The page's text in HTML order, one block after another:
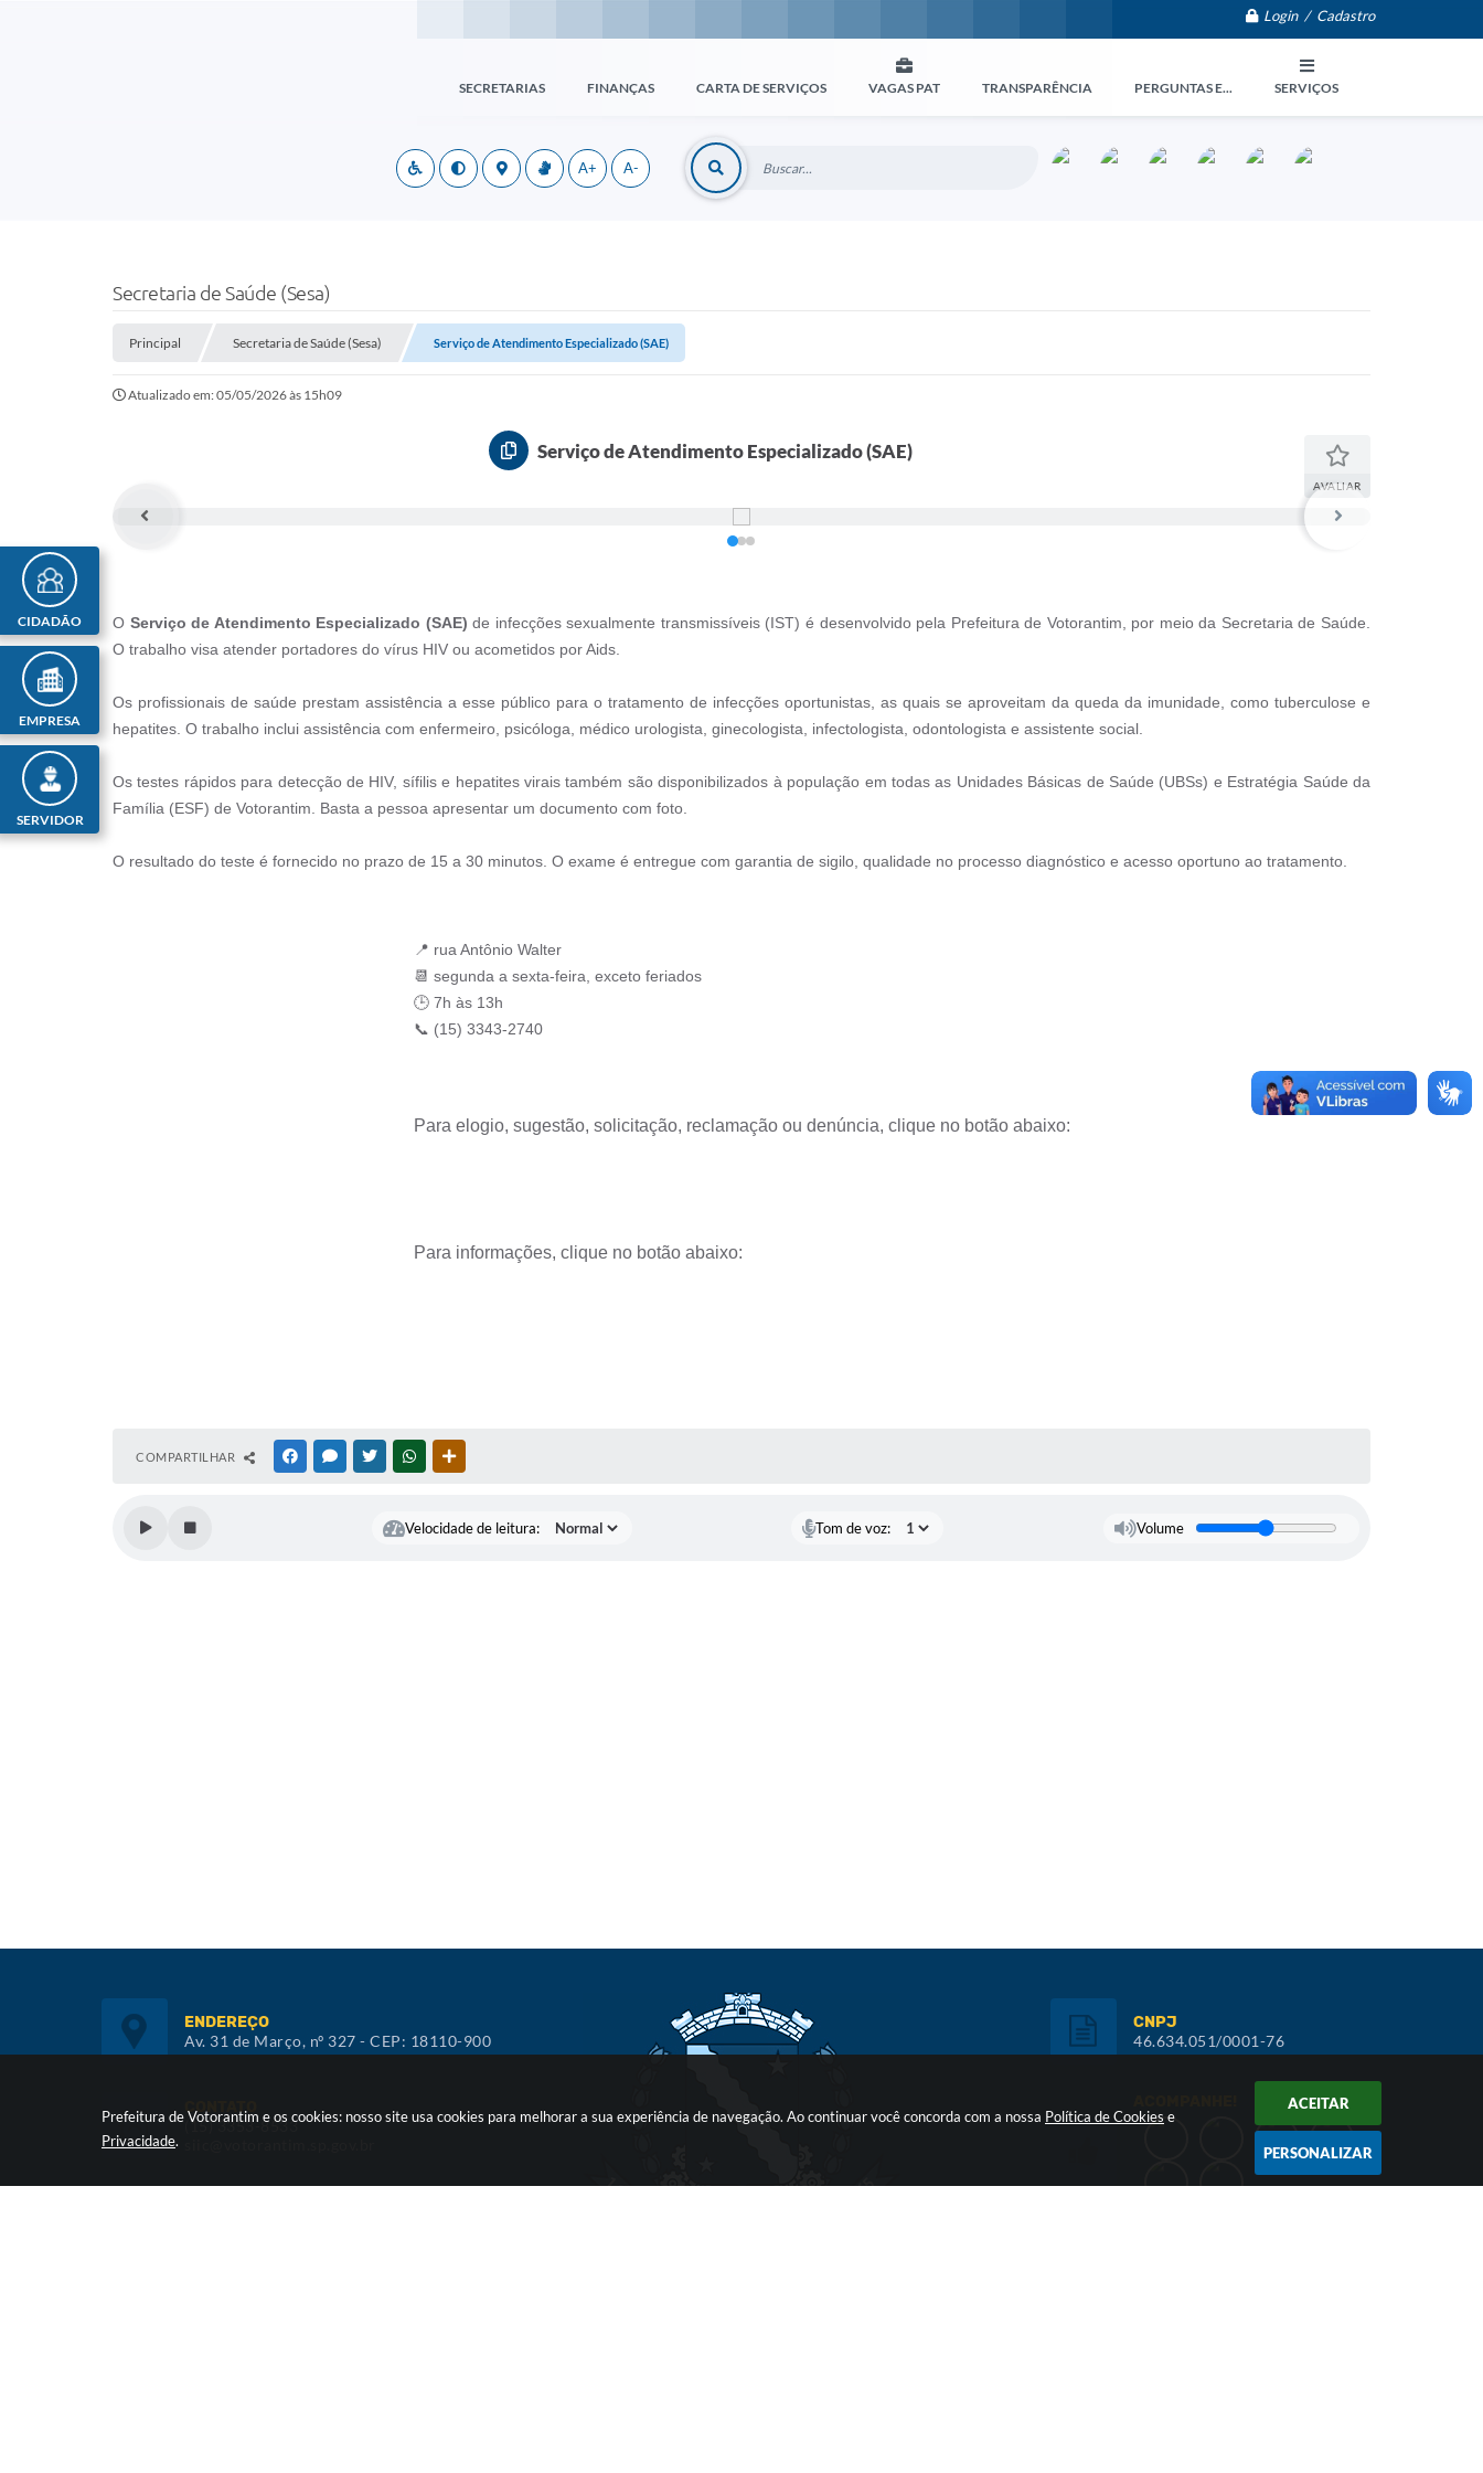
Prefeitura de Votorantim e os cookies: nosso site usa cookies para melhorar a sua experiência de navegação. Ao continuar você concorda com a nossa Política de Cookies e
Privacidade.
ACEITAR
PERSONALIZAR
Login / Cadastro
SECRETARIAS FINANÇAS CARTA DE SERVIÇOS VAGAS PAT TRANSPARÊNCIA PERGUNTAS E... SERVIÇOS
A+ A-
CIDADÃO
EMPRESA
SERVIDOR
Secretaria de Saúde (Sesa)
Principal Secretaria de Saúde (Sesa) Serviço de Atendimento Especializado (SAE)
Atualizado em: 05/05/2026 às 15h09
Serviço de Atendimento Especializado (SAE)
AVALIAR
O Serviço de Atendimento Especializado (SAE) de infecções sexualmente transmissíveis (IST) é desenvolvido pela Prefeitura de Votorantim, por meio da Secretaria de Saúde.
O trabalho visa atender portadores do vírus HIV ou acometidos por Aids.
Os profissionais de saúde prestam assistência a esse público para o tratamento de infecções oportunistas, as quais se aproveitam da queda da imunidade, como tuberculose e
hepatites. O trabalho inclui assistência com enfermeiro, psicóloga, médico urologista, ginecologista, infectologista, odontologista e assistente social.
Os testes rápidos para detecção de HIV, sífilis e hepatites virais também são disponibilizados à população em todas as Unidades Básicas de Saúde (UBSs) e Estratégia Saúde da
Família (ESF) de Votorantim. Basta a pessoa apresentar um documento com foto.
O resultado do teste é fornecido no prazo de 15 a 30 minutos. O exame é entregue com garantia de sigilo, qualidade no processo diagnóstico e acesso oportuno ao tratamento.
📍 rua Antônio Walter
📆 segunda a sexta-feira, exceto feriados
🕒 7h às 13h
📞 (15) 3343-2740
Para elogio, sugestão, solicitação, reclamação ou denúncia, clique no botão abaixo:
Para informações, clique no botão abaixo:
COMPARTILHAR FACEBOOKMESSENGER
TWITTERWHATSAPP
Velocidade de leitura: Tom de voz: Volume
ENDEREÇO
Av. 31 de Março, nº 327 - CEP: 18110-900
CONTATO
(15) 3353-8533
CNPJ
46.634.051/0001-76